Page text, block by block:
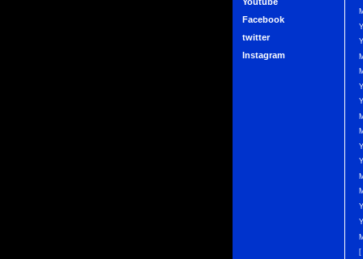
Facebook
twitter
Instagram
[